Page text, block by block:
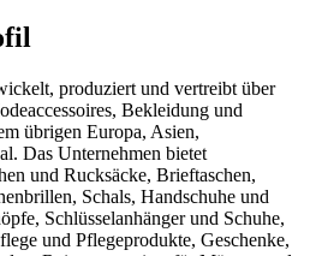
produziert und vertreibt über
Bekleidung und
übrigen Europa, Asien,
Das Unternehmen bietet
und Rucksäcke, Brieftaschen,
Schals, Handschuhe und
Schlüsselanhänger und Schuhe,
und Pflegeprodukte, Geschenke,